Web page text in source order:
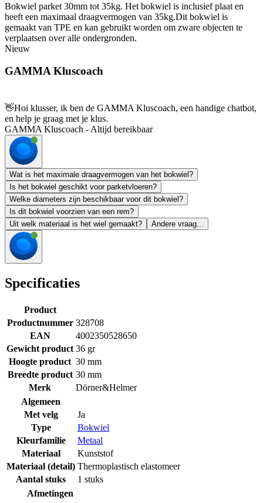
Bokwiel parket 30mm tot 35kg. Het bokwiel is inclusief plaat en
heeft een maximaal draagvermogen van 35kg.Dit bokwiel is
gemaakt van TPE en kan gebruikt worden om zware objecten te
verplaatsen over alle ondergronden.
Nieuw
GAMMA Kluscoach
👋Hoi klusser, ik ben de GAMMA Kluscoach, een handige chatbot,
en help je graag met je klus.
GAMMA Kluscoach - Altijd bereikbaar
Wat is het maximale draagvermogen van het bokwiel?
Is het bokwiel geschikt voor parketvloeren?
Welke diameters zijn beschikbaar voor dit bokwiel?
Is dit bokwiel voorzien van een rem?
Uit welk materiaal is het wiel gemaakt?
Andere vraag...
Specificaties
Product
Productnummer 328708
EAN
4002350528650
Gewicht product 36 gr
Hoogte product 30 mm
Breedte product 30 mm
Merk
Dörner&Helmer
Algemeen
Met velg
Ja
Type
Bokwiel
Kleurfamilie
Metaal
Materiaal
Kunststof
Materiaal (detail) Thermoplastisch elastomeer
Aantal stuks
1 stuks
Afmetingen